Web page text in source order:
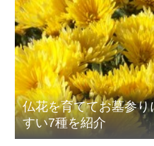
仏花を育ててお墓参
すい7種を紹介